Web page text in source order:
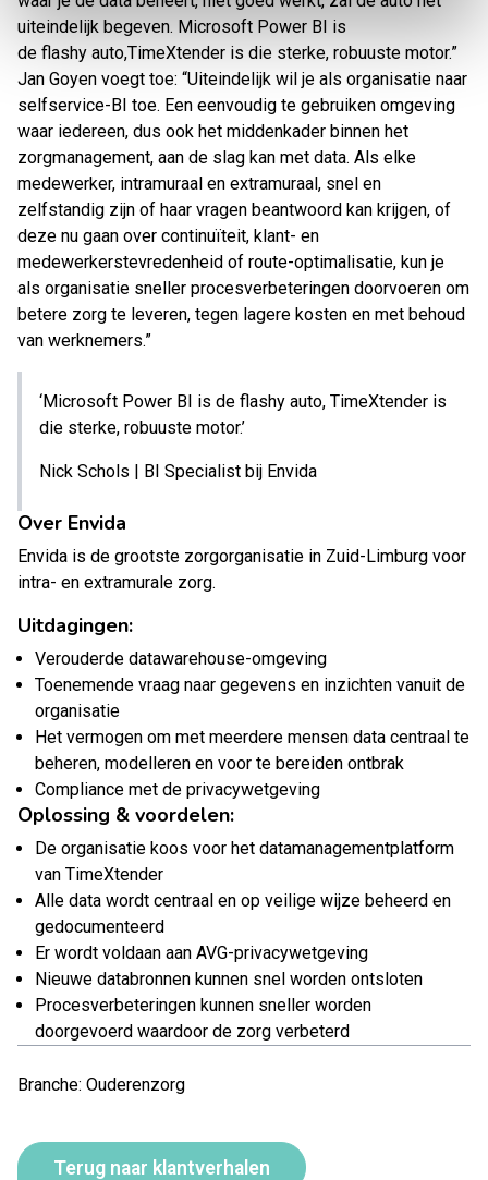
uiteindelijk begeven. Microsoft Power BI is
de flashy auto,TimeXtender is die sterke, robuuste motor.”
Jan Goyen voegt toe: “Uiteindelijk wil je als organisatie naar
selfservice-BI toe. Een eenvoudig te gebruiken omgeving
waar iedereen, dus ook het middenkader binnen het
zorgmanagement, aan de slag kan met data. Als elke
medewerker, intramuraal en extramuraal, snel en
zelfstandig zijn of haar vragen beantwoord kan krijgen, of
deze nu gaan over continuïteit, klant- en
medewerkerstevredenheid of route-optimalisatie, kun je
als organisatie sneller procesverbeteringen doorvoeren om
betere zorg te leveren, tegen lagere kosten en met behoud
van werknemers.”
‘Microsoft Power BI is de flashy auto, TimeXtender is
die sterke, robuuste motor.’
Nick Schols | BI Specialist bij Envida
Over Envida
Envida is de grootste zorgorganisatie in Zuid-Limburg voor
intra- en extramurale zorg.
Uitdagingen:
Verouderde datawarehouse-omgeving
Toenemende vraag naar gegevens en inzichten vanuit de
organisatie
Het vermogen om met meerdere mensen data centraal te
beheren, modelleren en voor te bereiden ontbrak
Compliance met de privacywetgeving
Oplossing & voordelen:
De organisatie koos voor het datamanagementplatform
van TimeXtender
Alle data wordt centraal en op veilige wijze beheerd en
gedocumenteerd
Er wordt voldaan aan AVG-privacywetgeving
Nieuwe databronnen kunnen snel worden ontsloten
Procesverbeteringen kunnen sneller worden
doorgevoerd waardoor de zorg verbeterd
Branche: Ouderenzorg
Terug naar klantverhalen